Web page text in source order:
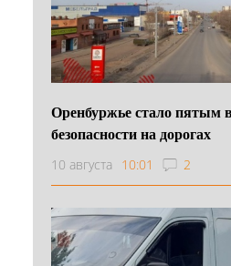
Оренбуржье стало пятым
безопасности на дорогах
10 августа 10:01 2